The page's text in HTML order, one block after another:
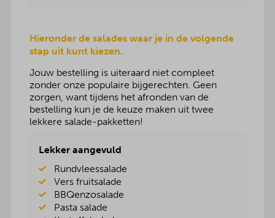
Hieronder de salades waar je in de volgende
stap uit kunt kiezen.
Jouw bestelling is uiteraard niet compleet
zonder onze populaire bijgerechten. Geen
zorgen, want tijdens het afronden van de
bestelling kun je de keuze maken uit twee
lekkere salade-pakketten!
Lekker aangevuld
Rundvleessalade
Vers fruitsalade
BBQenzosalade
Pasta salade